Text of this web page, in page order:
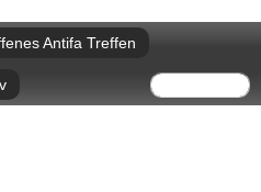
Antifa Treffen
Suche